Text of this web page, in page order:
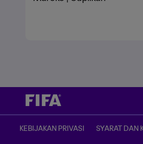
KEBIJAKAN PRIVASI SYARAT DAN